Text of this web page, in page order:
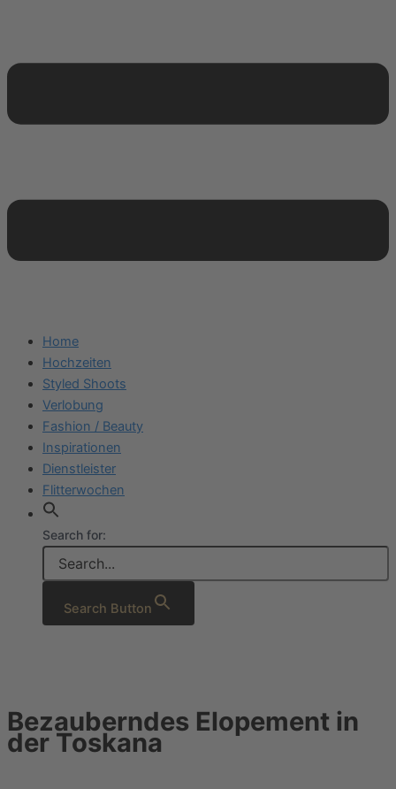
Home
Hochzeiten
Styled Shoots
Verlobung
Fashion / Beauty
Inspirationen
Dienstleister
Flitterwochen
Search for:
Search Button
Bezauberndes Elopement in
der Toskana